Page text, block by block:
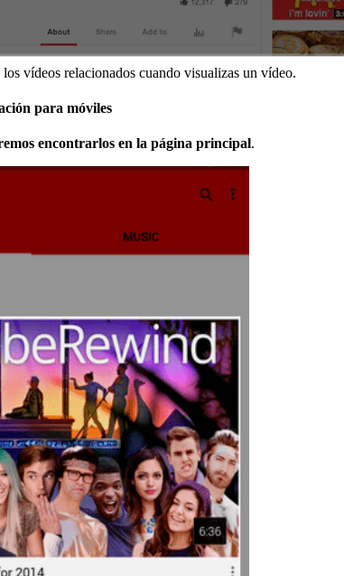
vídeos relacionados cuando visualizas un vídeo.
para móviles
encontrarlos en la página principal.